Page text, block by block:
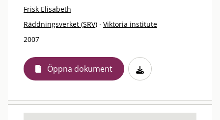
Frisk Elisabeth
Räddningsverket (SRV) · Viktoria institute
2007
Öppna dokument